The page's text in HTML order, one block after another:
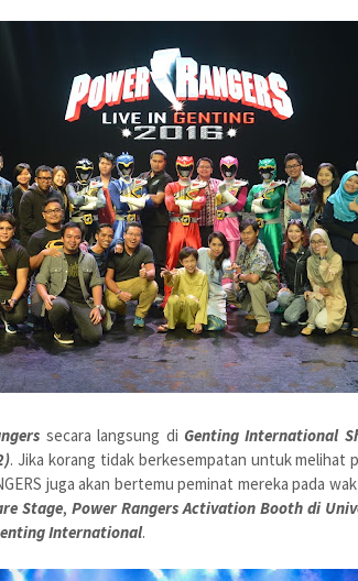
secara langsung di Genting International
. Jika korang tidak berkesempatan untuk melihat
juga akan bertemu peminat mereka pada
Stage, Power Rangers Activation Booth di
International.